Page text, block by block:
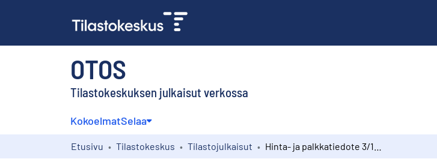
OTOS
Tilastokeskuksen julkaisut verkossa
KokoelmatSelaa
Etusivu Tilastokeskus Tilastojulkaisut